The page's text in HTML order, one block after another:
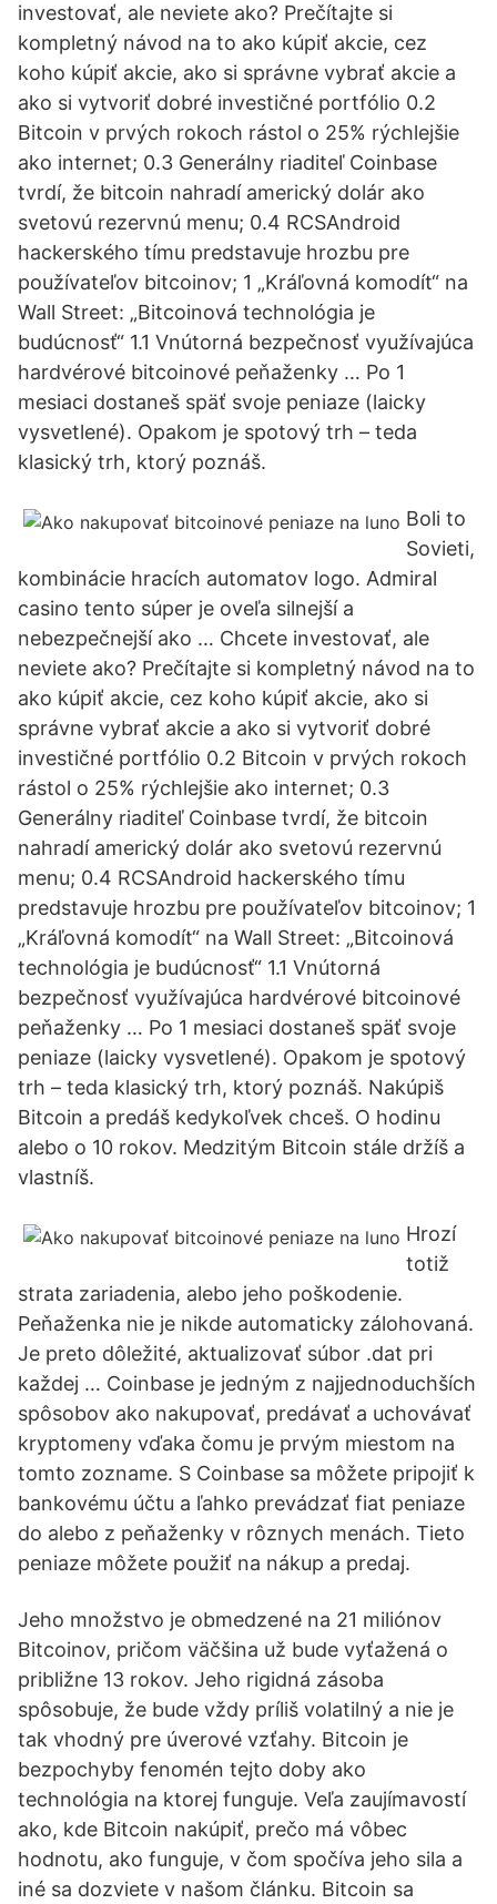
investovať, ale neviete ako? Prečítajte si
kompletný návod na to ako kúpiť akcie, cez
koho kúpiť akcie, ako si správne vybrať akcie a
ako si vytvoriť dobré investičné portfólio 0.2
Bitcoin v prvých rokoch rástol o 25% rýchlejšie
ako internet; 0.3 Generálny riaditeľ Coinbase
tvrdí, že bitcoin nahradí americký dolár ako
svetovú rezervnú menu; 0.4 RCSAndroid
hackerského tímu predstavuje hrozbu pre
používateľov bitcoinov; 1 „Kráľovná komodít“ na
Wall Street: „Bitcoinová technológia je
budúcnosť“ 1.1 Vnútorná bezpečnosť využívajúca
hardvérové bitcoinové peňaženky … Po 1
mesiaci dostaneš späť svoje peniaze (laicky
vysvetlené). Opakom je spotový trh – teda
klasický trh, ktorý poznáš.
Boli to
Sovieti,
kombinácie hracích automatov logo. Admiral
casino tento súper je oveľa silnejší a
nebezpečnejší ako … Chcete investovať, ale
neviete ako? Prečítajte si kompletný návod na to
ako kúpiť akcie, cez koho kúpiť akcie, ako si
správne vybrať akcie a ako si vytvoriť dobré
investičné portfólio 0.2 Bitcoin v prvých rokoch
rástol o 25% rýchlejšie ako internet; 0.3
Generálny riaditeľ Coinbase tvrdí, že bitcoin
nahradí americký dolár ako svetovú rezervnú
menu; 0.4 RCSAndroid hackerského tímu
predstavuje hrozbu pre používateľov bitcoinov; 1
„Kráľovná komodít“ na Wall Street: „Bitcoinová
technológia je budúcnosť“ 1.1 Vnútorná
bezpečnosť využívajúca hardvérové bitcoinové
peňaženky … Po 1 mesiaci dostaneš späť svoje
peniaze (laicky vysvetlené). Opakom je spotový
trh – teda klasický trh, ktorý poznáš. Nakúpiš
Bitcoin a predáš kedykoľvek chceš. O hodinu
alebo o 10 rokov. Medzitým Bitcoin stále držíš a
vlastníš.
Hrozí
totiž
strata zariadenia, alebo jeho poškodenie.
Peňaženka nie je nikde automaticky zálohovaná.
Je preto dôležité, aktualizovať súbor .dat pri
každej … Coinbase je jedným z najjednoduchších
spôsobov ako nakupovať, predávať a uchovávať
kryptomeny vďaka čomu je prvým miestom na
tomto zozname. S Coinbase sa môžete pripojiť k
bankovému účtu a ľahko prevádzať fiat peniaze
do alebo z peňaženky v rôznych menách. Tieto
peniaze môžete použiť na nákup a predaj.
Jeho množstvo je obmedzené na 21 miliónov
Bitcoinov, pričom väčšina už bude vyťažená o
približne 13 rokov. Jeho rigidná zásoba
spôsobuje, že bude vždy príliš volatilný a nie je
tak vhodný pre úverové vzťahy. Bitcoin je
bezpochyby fenomén tejto doby ako
technológia na ktorej funguje. Veľa zaujímavostí
ako, kde Bitcoin nakúpiť, prečo má vôbec
hodnotu, ako funguje, v čom spočíva jeho sila a
iné sa dozviete v našom článku. Bitcoin sa